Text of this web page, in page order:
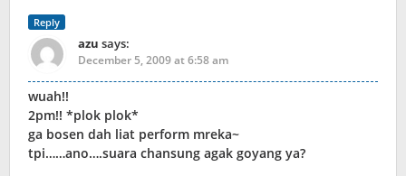
Reply
azu says:
December 5, 2009 at 6:58 am
wuah!!
2pm!! *plok plok*
ga bosen dah liat perform mreka~
tpi……ano….suara chansung agak goyang ya?